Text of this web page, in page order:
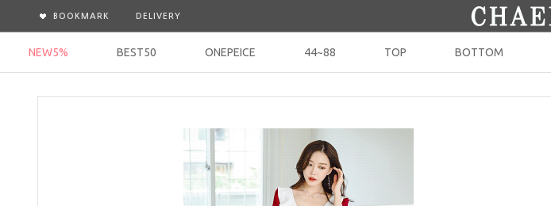
BOOKMARK DELIVERY
NEW5% BEST50 ONEPEICE 44~88 TOP BOTTOM